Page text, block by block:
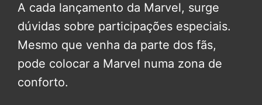
A cada lançamento da Marvel, surge
dúvidas sobre participações especiais.
Mesmo que venha da parte dos fãs,
pode colocar a Marvel numa zona de
conforto.